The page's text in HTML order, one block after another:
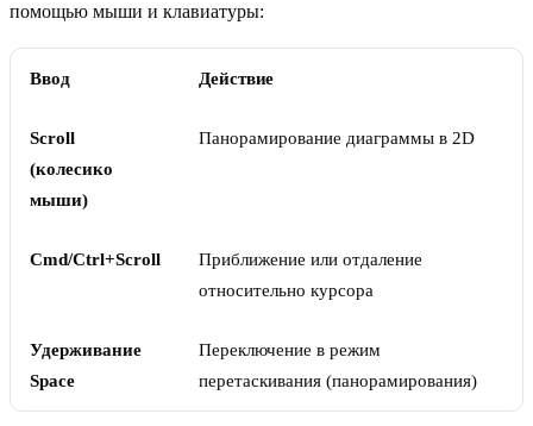
помощью мыши и клавиатуры:
Ввод Действие
Scroll
(колесико
мыши)
Панорамирование диаграммы в 2D
Cmd/Ctrl+Scroll
Приближение или отдаление
относительно курсора
Удерживание
Space
Переключение в режим
перетаскивания (панорамирования)